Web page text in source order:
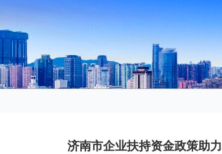
济南市企业扶持资金政策助